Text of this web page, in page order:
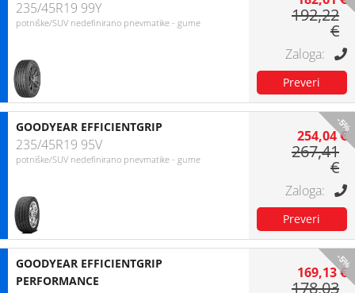
235/45R19 99Y
potniške/SUV nedefinirano pnevmatike - gume 192,22
€
-5%
GOODYEAR EFFICIENTGRIP
235/45R19 95V
potniške/SUV nedefinirano pnevmatike - gume
254,04 €
267,41
€
-5%
GOODYEAR EFFICIENTGRIP
PERFORMANCE
169,13 €
178,03